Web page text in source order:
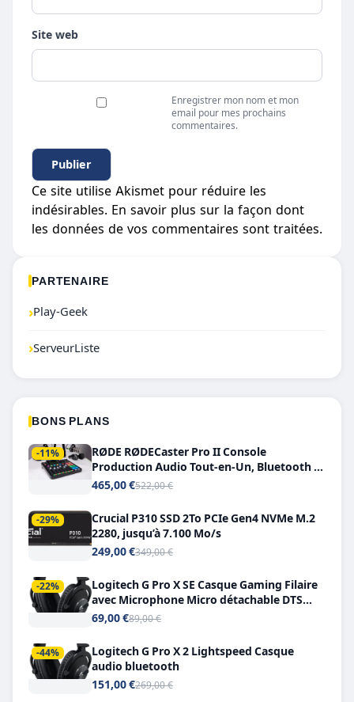
Site web
Enregistrer mon nom et mon
email pour mes prochains
commentaires.
Ce site utilise Akismet pour réduire les
indésirables. En savoir plus sur la façon dont
les données de vos commentaires sont traitées.
PARTENAIRE
›Play-Geek
›ServeurListe
BONS PLANS
-11%
RØDE RØDECaster Pro II Console
Production Audio Tout-en-Un, Bluetooth et
Double USB-C
465,00 €522,00 €
-29%
Crucial P310 SSD 2To PCIe Gen4 NVMe M.2
2280, jusqu’à 7.100 Mo/s
249,00 €349,00 €
-22%
Logitech G Pro X SE Casque Gaming Filaire
avec Microphone Micro détachable DTS
Headphone X 7.1
69,00 €89,00 €
-44%
Logitech G Pro X 2 Lightspeed Casque
audio bluetooth
151,00 €269,00 €